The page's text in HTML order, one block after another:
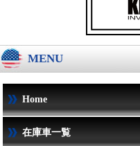
MENU
Home
在庫車一覧